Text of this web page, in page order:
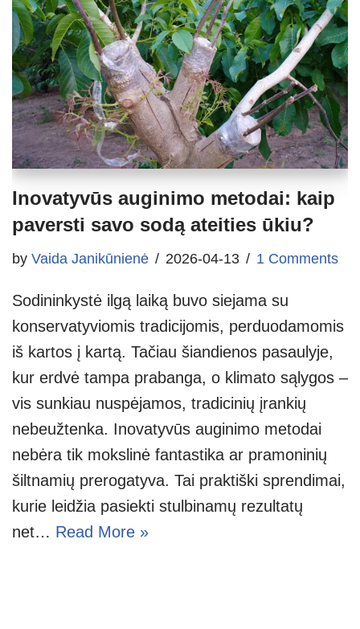
Inovatyvūs auginimo metodai: kaip
paversti savo sodą ateities ūkiu?
by Vaida Janikūnienė 2026-04-13 1 Comments
Sodininkystė ilgą laiką buvo siejama su
konservatyviomis tradicijomis, perduodamomis
iš kartos į kartą. Tačiau šiandienos pasaulyje,
kur erdvė tampa prabanga, o klimato sąlygos –
vis sunkiau nuspėjamos, tradicinių įrankių
nebeužtenka. Inovatyvūs auginimo metodai
nebėra tik mokslinė fantastika ar pramoninių
šiltnamių prerogatyva. Tai praktiški sprendimai,
kurie leidžia pasiekti stulbinamų rezultatų
net… Read More »